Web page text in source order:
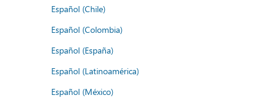
Español (Chile)
Español (Colombia)
Español (España)
Español (Latinoamérica)
Español (México)